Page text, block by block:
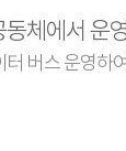
체에서 운
터 버스 운영하